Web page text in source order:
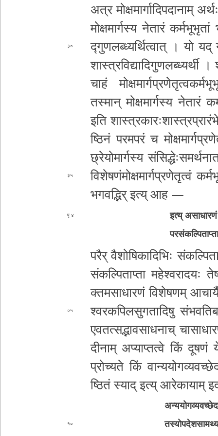
अत्र मो­क्ष­मा­र्गा­दि­प­दा­ना­म्
मो­क्ष­मा­र्ग­स्य नेतारं कर्मभू
३०
भृतां
द्गु­ण­ल­ब्ध्य­र्थि­त्वा­त् । यो
शा­स्त्र­वि­द्या­दि­गु­ण­ल­ब्ध्य­र्थी
चाहं मोक्ष
तस्मान् मो­क्ष­मा­र्ग­स्य नेतारं
इति
ष्ठि­नं प­र­म­प­रं च
छ्रे­यो­मा­र्ग­स्य सं­सि­द्धेः­स­म­र्थ
३५
वि­शे­ष­णं­मो­क्ष­मा­र्ग­प्र­णे­तृ­त्वं
भ­ग­व­द्भि­र् इत्य् आह —
४
इत्य्
परैर् वै­शो­षि­का­दि­भिः
सं­क­ल्पि­ता­प्ता म­हे­श्व­रा­द­यः
क्त­म­सा­धा­र­णं वि­शे­ष­ण­म्
०५
श्व­र­क­पि­ल­सु­ग­ता­दि­षु
ए­व­त­त्स­द्भा­व­सा­ध­ना­च् चा
दी­ना­म् अ­प्या­प्त­त्वे किं दूषणं
प्रोच्यते किं
ष्ठि­तं स्याद् इत्य् आरेकायाम्
१०